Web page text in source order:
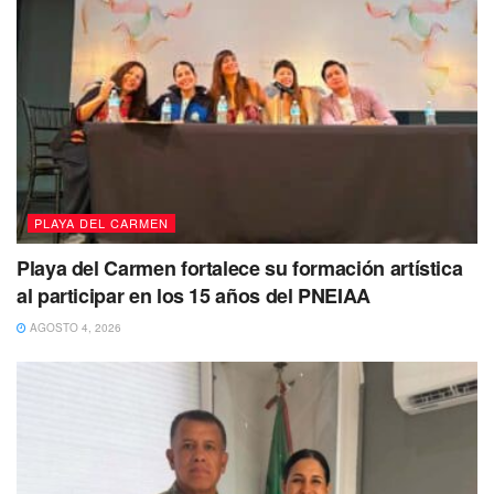
Te puede interesar Leer
PLAYA DEL CARMEN
Playa del Carmen fortalece su formación artística
al participar en los 15 años del PNEIAA
AGOSTO 4, 2026